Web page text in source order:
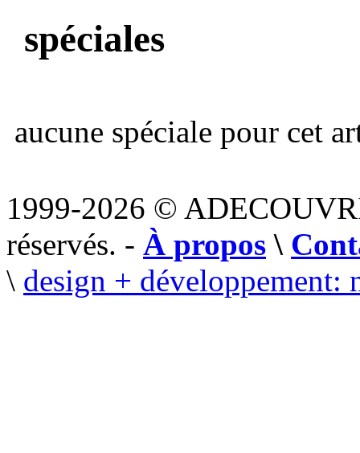
spéciales
aucune spéciale pour cet
1999-2026 ©
réservés. - À propos \
\ design + développement: